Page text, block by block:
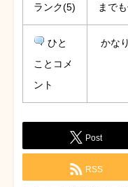
ランク(5)
まで
ひと
ことコメ
ント
かな
Post
RSS